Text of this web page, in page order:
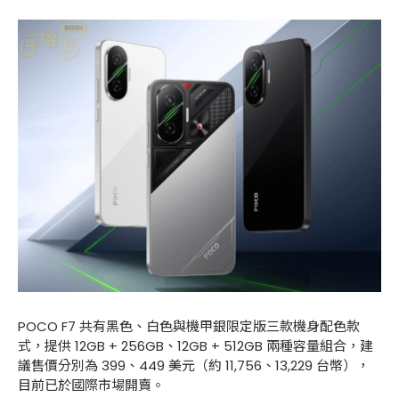
POCO F7 共有黑色、白色與機甲銀限定版三款機身配色款
式，提供 12GB + 256GB、12GB + 512GB 兩種容量組合，建
議售價分別為 399、449 美元（約 11,756、13,229 台幣），
目前已於國際市場開賣。